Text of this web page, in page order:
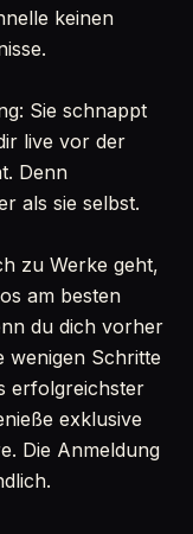
keinen
Sie schnappt
live vor der
Denn
als sie selbst.
zu Werke geht,
am besten
du dich vorher
wenigen Schritte
erfolgreichster
exklusive
Die Anmeldung